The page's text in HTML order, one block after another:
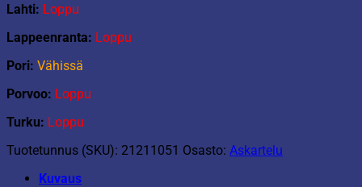
Lahti: Loppu
Lappeenranta: Loppu
Pori: Vähissä
Porvoo: Loppu
Turku: Loppu
Tuotetunnus (SKU): 21211051 Osasto: Askartelu
Kuvaus